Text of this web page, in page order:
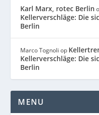
Karl Marx, rotec Berlin
Kellerverschläge: Die
Berlin
Marco Tognoli op
Kellerverschläge: Die
Berlin
MENU